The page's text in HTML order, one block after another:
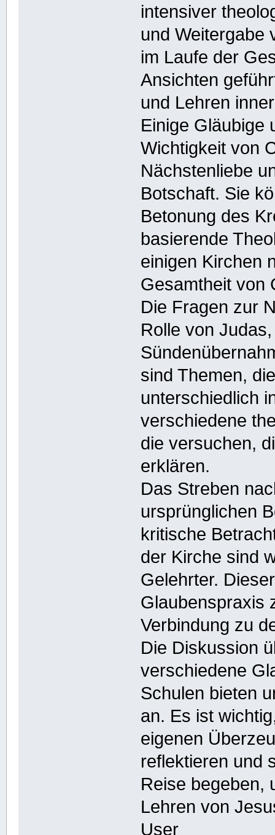
intensiver
und Weitergabe
im Laufe der
Ansichten
und Lehren
Einige Gläubige
Wichtigkeit von
Nächstenliebe
Botschaft. Sie
Betonung des
basierende
einigen Kirchen
Gesamtheit von
Die Fragen zur
Rolle von
sind Themen,
unterschiedlich
verschiedene
die versuchen,
erklären.
Das Streben
ursprünglichen
kritische
der Kirche sind
Gelehrter.
Glaubenspraxis
Verbindung zu
Die Diskussion
verschiedene
Schulen bieten
an. Es ist
eigenen
reflektieren und
Reise begeben,
Lehren von
User